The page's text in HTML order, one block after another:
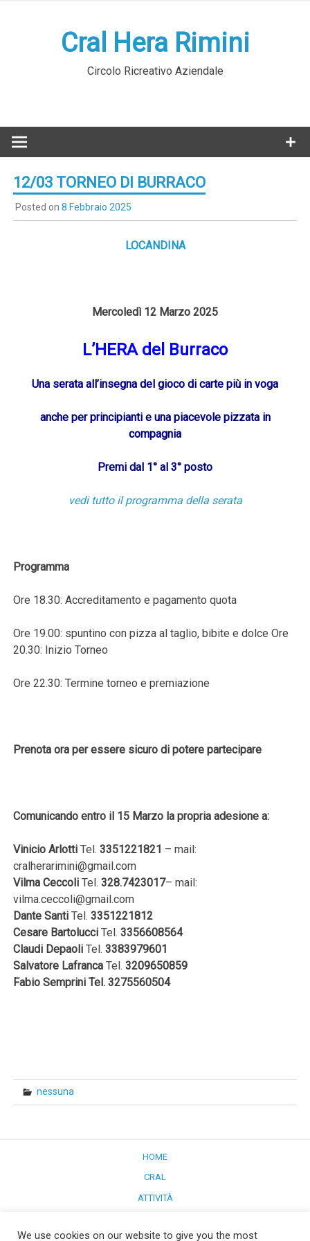
Cral Hera Rimini
Circolo Ricreativo Aziendale
12/03 TORNEO DI BURRACO
Posted on 8 Febbraio 2025
LOCANDINA
Mercoledì 12 Marzo 2025
L’HERA del Burraco
Una serata all’insegna del gioco di carte più in voga
anche per principianti e una piacevole pizzata in
compagnia
Premi dal 1° al 3° posto
vedi tutto il programma della serata
Programma
Ore 18.30: Accreditamento e pagamento quota
Ore 19.00: spuntino con pizza al taglio, bibite e dolce Ore
20.30: Inizio Torneo
Ore 22.30: Termine torneo e premiazione
Prenota ora per essere sicuro di potere partecipare
Comunicando entro il 15 Marzo la propria adesione a:
Vinicio Arlotti Tel. 3351221821 – mail:
cralherarimini@gmail.com
Vilma Ceccoli Tel. 328.7423017– mail:
vilma.ceccoli@gmail.com
Dante Santi Tel. 3351221812
Cesare Bartolucci Tel. 3356608564
Claudi Depaoli Tel. 3383979601
Salvatore Lafranca Tel.3209650859
Fabio Semprini Tel. 3275560504
nessuna
HOME
CRAL
ATTIVITÀ
PULMINO
We use cookies on our website to give you the most